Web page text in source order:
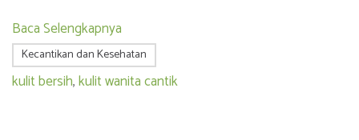
Baca Selengkapnya
Kecantikan dan Kesehatan
kulit bersih,kulit wanita cantik